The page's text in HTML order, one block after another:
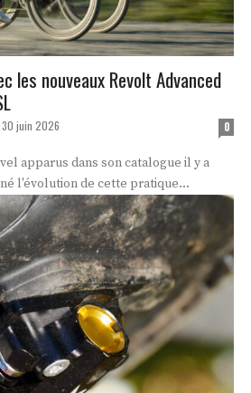
les nouveaux Revolt Advanced
30 juin 2026 0
apparus dans son catalogue il y a
l'évolution de cette pratique...